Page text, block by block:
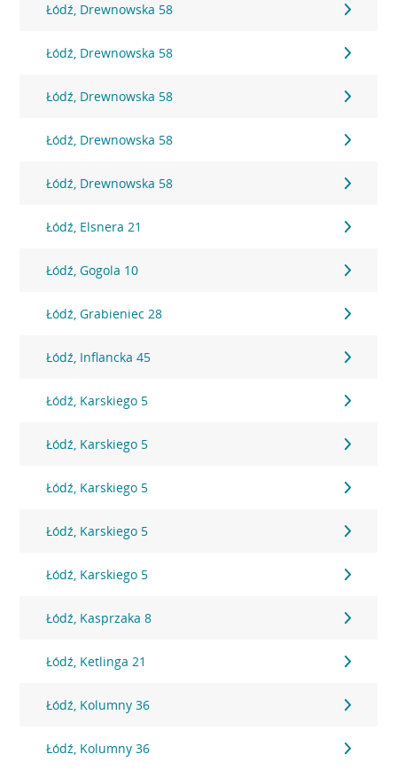
Łódź, Drewnowska 58
Łódź, Drewnowska 58
Łódź, Drewnowska 58
Łódź, Drewnowska 58
Łódź, Drewnowska 58
Łódź, Elsnera 21
Łódź, Gogola 10
Łódź, Grabieniec 28
Łódź, Inflancka 45
Łódź, Karskiego 5
Łódź, Karskiego 5
Łódź, Karskiego 5
Łódź, Karskiego 5
Łódź, Karskiego 5
Łódź, Kasprzaka 8
Łódź, Ketlinga 21
Łódź, Kolumny 36
Łódź, Kolumny 36